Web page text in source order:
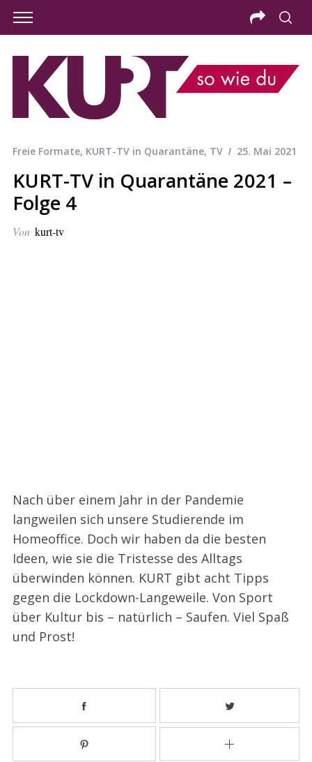
Freie Formate, KURT-TV in Quarantäne, TV 25. Mai 2021
KURT-TV in Quarantäne 2021 –
Folge 4
Von kurt-tv
Nach über einem Jahr in der Pandemie
langweilen sich unsere Studierende im
Homeoffice. Doch wir haben da die besten
Ideen, wie sie die Tristesse des Alltags
überwinden können. KURT gibt acht Tipps
gegen die Lockdown-Langeweile. Von Sport
über Kultur bis – natürlich – Saufen. Viel Spaß
und Prost!